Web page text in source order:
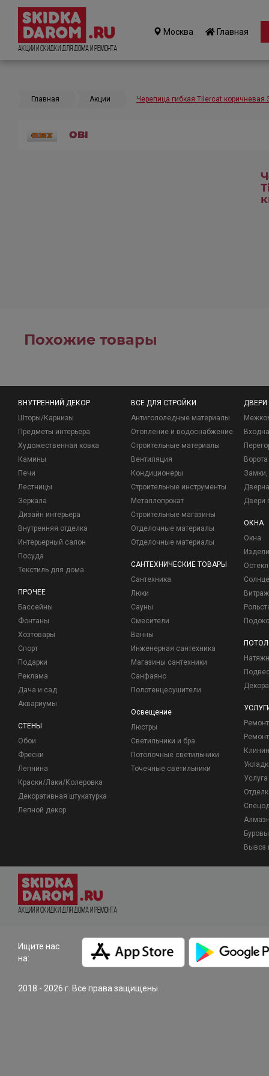
Акции и Скидки для дома и ремонта
Москва Главная
Главная Акции Черепица гибкая Tilercat коричневая
OBI
Похожие товары
ВНУТРЕННИЙ ДЕКОР
Шторы/Карнизы
Предметы интерьера
Художественная ковка
Камины
Печи
Лестницы
Зеркала
Дизайн интерьера
Внутренняя отделка
Интерьерный салон
Посуда
Текстиль для дома
ПРОЧЕЕ
Бассейны
Фонтаны
Хозтовары
Спорт
Подарки
Реклама
Дача и сад
Аквариумы
СТЕНЫ
Обои
Фрески
Лепнина
Краски/Лаки/Колеровка
Декоративная штукатурка
Лепной декор
ВСЕ ДЛЯ СТРОЙКИ
Антигололедные материалы
Отопление и водоснабжение
Строительные материалы
Вентиляция
Кондиционеры
Строительные инструменты
Металлопрокат
Строительные магазины
Отделочные материалы
Отделочные материалы
САНТЕХНИЧЕСКИЕ ТОВАРЫ
Сантехника
Люки
Сауны
Смесители
Ванны
Инженерная сантехника
Магазины сантехники
Санфаянс
Полотенцесушители
Освещение
Люстры
Светильники и бра
Потолочные светильники
Точечные светильники
ДВЕРИ
Ворота
Замки,
Двери
ОКНА
Окна
Вывоз
Акции и Скидки для дома и ремонта
Ищите нас
на:
2018 - 2026 г. Все права защищены.